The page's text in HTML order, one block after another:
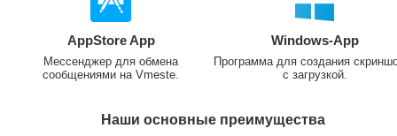
AppStore App
Мессенджер для обмена
сообщениями на Vmeste.
Windows-App
Программа для создания
с загрузкой.
Наши основные преимущества